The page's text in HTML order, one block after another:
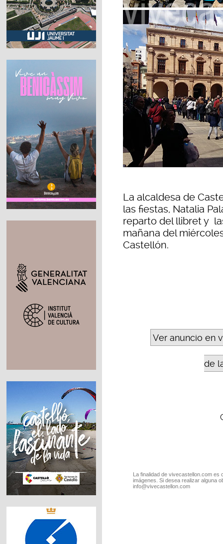
La alcaldesa de
las fiestas, Natalia
reparto del llibret y
mañana del
Castellón.
Ver anuncio en
de
La finalidad de vivecastellon.com
imágenes. Si desea realizar alguna
info@vivecastellon.com